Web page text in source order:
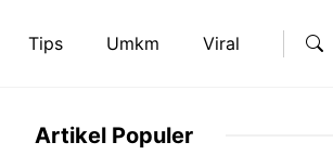
Tips Umkm Viral
Artikel Populer